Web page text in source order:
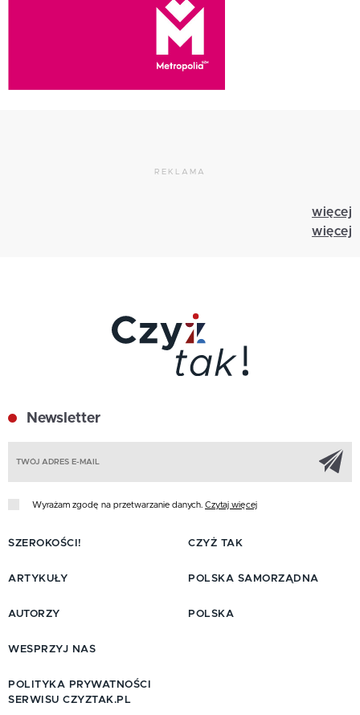
REKLAMA
więcej
więcej
Newsletter
Wyrażam zgodę na przetwarzanie danych. Czytaj więcej
SZEROKOŚCI!
ARTYKUŁY
AUTORZY
CZYŻ TAK
POLSKA SAMORZĄDNA
POLSKA
WESPRZYJ NAS
POLITYKA PRYWATNOŚCI
SERWISU CZYZTAK.PL